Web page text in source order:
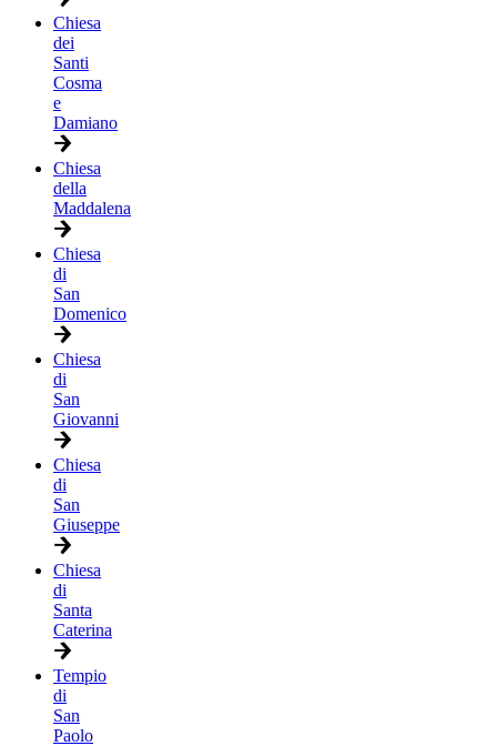
Chiesa
dei
Santi
Cosma
e
Damiano
Chiesa
della
Maddalena
Chiesa
di
San
Domenico
Chiesa
di
San
Giovanni
Chiesa
di
San
Giuseppe
Chiesa
di
Santa
Caterina
Tempio
di
San
Paolo